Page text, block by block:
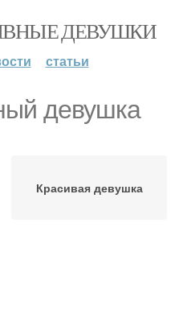
ДЕВУШКИ
статьи
девушка
Красивая девушка